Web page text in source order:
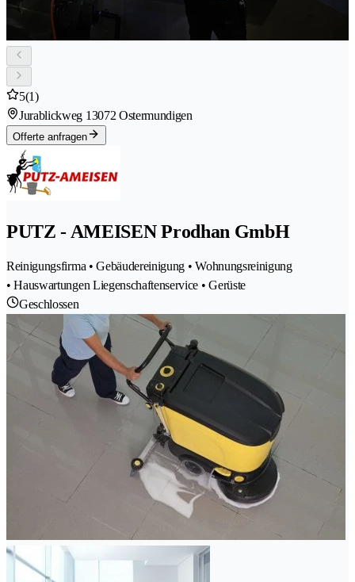
5(1)
Jurablickweg 13072 Ostermundigen
Offerte anfragen
PUTZ - AMEISEN Prodhan GmbH
Reinigungsfirma • Gebäudereinigung • Wohnungsreinigung
• Hauswartungen Liegenschaftenservice • Gerüste
Geschlossen